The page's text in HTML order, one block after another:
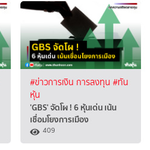
#ข่าวการเงิน การลงทุน #ทัน
หุ้น
'GBS' จัดโผ ! 6 หุ้นเด่น เน้น
เชื่อมโยงการเมือง
409